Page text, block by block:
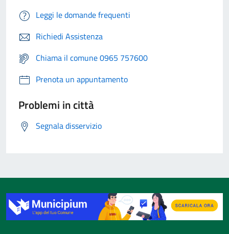
Leggi le domande frequenti
Richiedi Assistenza
Chiama il comune 0965 757600
Prenota un appuntamento
Problemi in città
Segnala disservizio